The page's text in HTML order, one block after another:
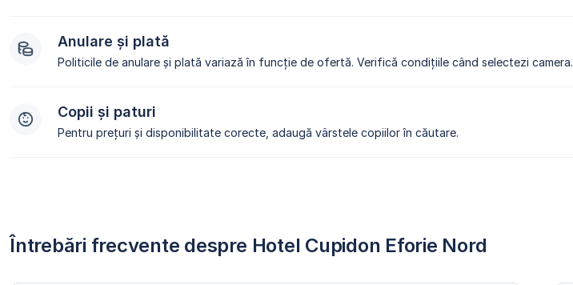
Anulare și plată
Politicile de anulare și plată variază în funcție de ofertă. Verifică condițiile când selectezi camera.
Copii și paturi
Pentru prețuri și disponibilitate corecte, adaugă vârstele copiilor în căutare.
Întrebări frecvente despre Hotel Cupidon Eforie Nord